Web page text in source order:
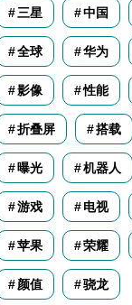
三星 中国
全球 华为
影像 性能
折叠屏 搭载
曝光 机器人
游戏 电视
苹果 荣耀
颜值 骁龙